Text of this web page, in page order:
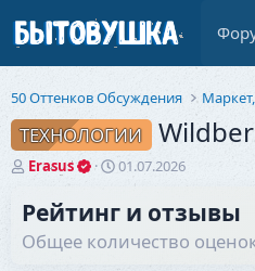
50 Оттенков Обсуждения
ТЕХНОЛОГИИ
А
т
р
Erasus
Д
т
н
01.07.2026
Рейтинг и отзывы
Общее количество